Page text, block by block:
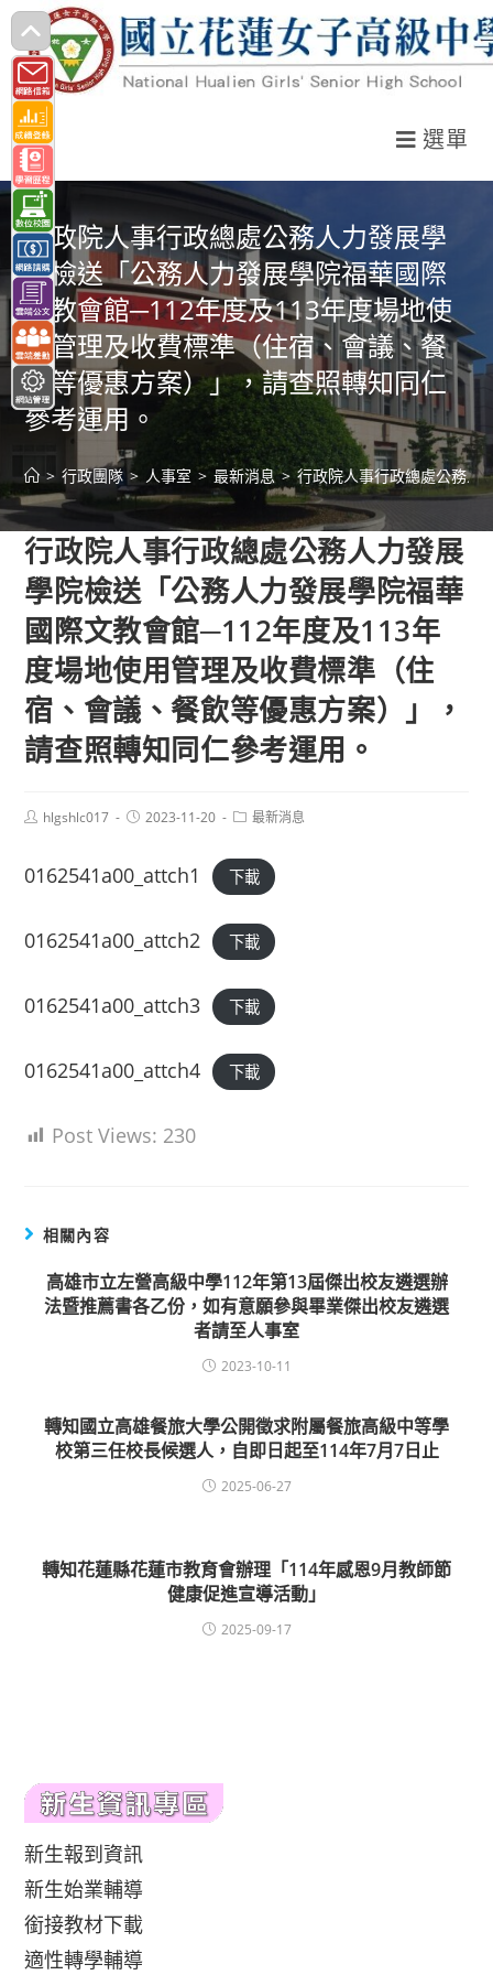
跳
轉
至
主
要
內
容
選單
行政院人事行政總處公務人力發展學
院檢送「公務人力發展學院福華國際
文教會館─112年度及113年度場地使
用管理及收費標準（住宿、會議、餐
飲等優惠方案）」，請查照轉知同仁
參考運用。
> 行政團隊 > 人事室 > 最新消息 > 行政院人事行政總處公務人
行政院人事行政總處公務人力發展
學院檢送「公務人力發展學院福華
國際文教會館─112年度及113年
度場地使用管理及收費標準（住
宿、會議、餐飲等優惠方案）」，
請查照轉知同仁參考運用。
Posthlgshlc017
Post2023-11-20
Post最新消息
0162541a00_attch1 下載
0162541a00_attch2 下載
0162541a00_attch3 下載
0162541a00_attch4 下載
Post Views: 230
相關內容
高雄市立左營高級中學112年第13屆傑出校友遴選辦
法暨推薦書各乙份，如有意願參與畢業傑出校友遴選
者請至人事室
2023-10-11
轉知國立高雄餐旅大學公開徵求附屬餐旅高級中等學
校第三任校長候選人，自即日起至114年7月7日止
2025-06-27
轉知花蓮縣花蓮市教育會辦理「114年感恩9月教師節
健康促進宣導活動」
2025-09-17
新生報到資訊
新生始業輔導
銜接教材下載
適性轉學輔導